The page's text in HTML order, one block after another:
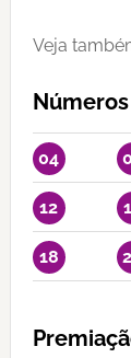
Veja
04
12
18